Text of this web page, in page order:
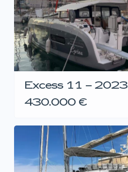
Excess 11 – 2023
430.000 €